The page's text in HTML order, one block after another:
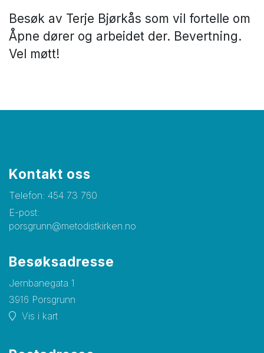
Besøk av Terje Bjørkås som vil fortelle om
Åpne dører og arbeidet der. Bevertning.
Vel møtt!
Kontakt oss
Telefon: 454 73 760
E-post:
porsgrunn@metodistkirken.no
Besøksadresse
Jernbanegata 1
3916 Porsgrunn
Vis i kart